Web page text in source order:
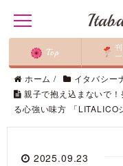
t
o
l
e
n
a
v
t
Top
ホーム / イタバシー
親子で抱え込まないで
る心強い味方 「LITALICO
2025.09.23